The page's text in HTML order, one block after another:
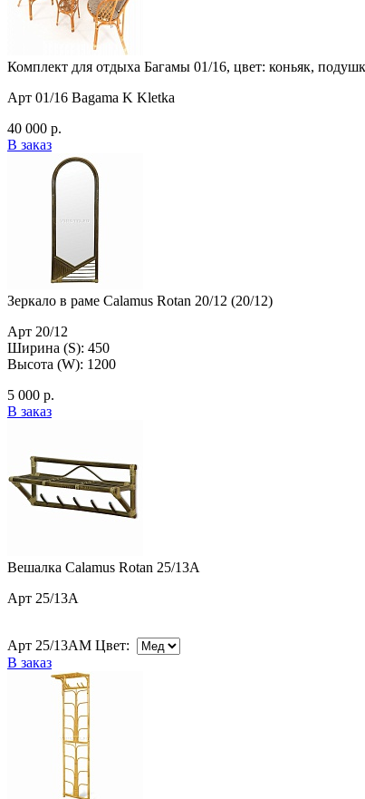
Комплект для отдыха Багамы 01/16, цвет: коньяк,
Арт 01/16 Bagama K Kletka
40 000 р.
В заказ
Зеркало в раме Calamus Rotan 20/12 (20/12)
Арт 20/12
Ширина (S): 450
Высота (W): 1200
5 000 р.
В заказ
Вешалка Calamus Rotan 25/13A
Арт 25/13A
Арт 25/13AM Цвет:
В заказ